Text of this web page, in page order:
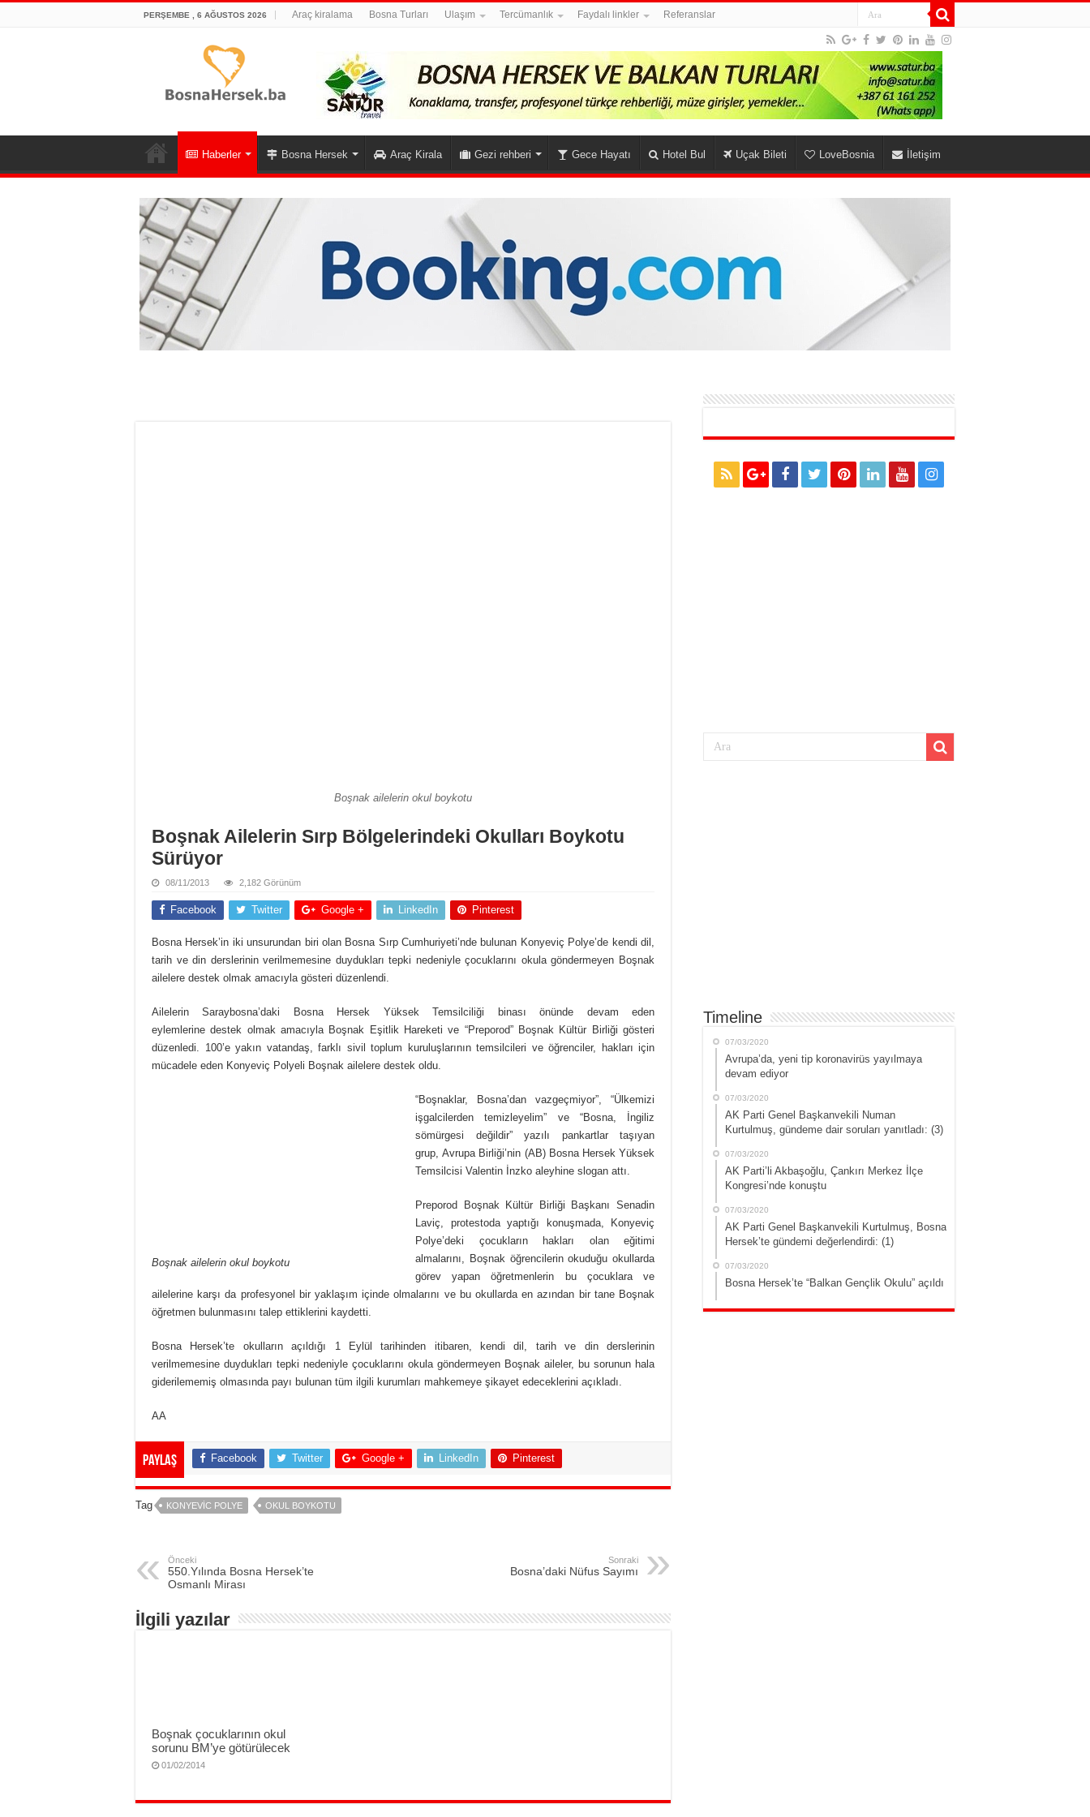
PERŞEMBE , 6 AĞUSTOS 2026 Araç kiralama Bosna Turları Ulaşım Tercümanlık Faydalı linkler Referanslar
Haberler Bosna Hersek Araç Kirala Gezi rehberi Gece Hayatı Hotel Bul Uçak Bileti LoveBosnia İletişim
Boşnak ailelerin okul boykotu
Boşnak Ailelerin Sırp Bölgelerindeki Okulları Boykotu
Sürüyor
08/11/2013 2,182 Görünüm
Facebook Twitter Google + LinkedIn Pinterest
Bosna Hersek’in iki unsurundan biri olan Bosna Sırp Cumhuriyeti’nde bulunan Konyeviç Polye’de kendi dil,
tarih ve din derslerinin verilmemesine duydukları tepki nedeniyle çocuklarını okula göndermeyen Boşnak
ailelere destek olmak amacıyla gösteri düzenlendi.
Ailelerin Saraybosna’daki Bosna Hersek Yüksek Temsilciliği binası önünde devam eden
eylemlerine destek olmak amacıyla Boşnak Eşitlik Hareketi ve “Preporod” Boşnak Kültür Birliği gösteri
düzenledi. 100’e yakın vatandaş, farklı sivil toplum kuruluşlarının temsilcileri ve öğrenciler, hakları için
mücadele eden Konyeviç Polyeli Boşnak ailelere destek oldu.
Boşnak ailelerin okul boykotu
“Boşnaklar, Bosna’dan vazgeçmiyor”, “Ülkemizi
işgalcilerden temizleyelim” ve “Bosna, İngiliz
sömürgesi değildir” yazılı pankartlar taşıyan
grup, Avrupa Birliği’nin (AB) Bosna Hersek Yüksek
Temsilcisi Valentin İnzko aleyhine slogan attı.
Preporod Boşnak Kültür Birliği Başkanı Senadin
Laviç, protestoda yaptığı konuşmada, Konyeviç
Polye’deki çocukların hakları olan eğitimi
almalarını, Boşnak öğrencilerin okuduğu okullarda
görev yapan öğretmenlerin bu çocuklara ve
ailelerine karşı da profesyonel bir yaklaşım içinde olmalarını ve bu okullarda en azından bir tane Boşnak
öğretmen bulunmasını talep ettiklerini kaydetti.
Bosna Hersek’te okulların açıldığı 1 Eylül tarihinden itibaren, kendi dil, tarih ve din derslerinin
verilmemesine duydukları tepki nedeniyle çocuklarını okula göndermeyen Boşnak aileler, bu sorunun hala
giderilememiş olmasında payı bulunan tüm ilgili kurumları mahkemeye şikayet edeceklerini açıkladı.
AA
Paylaş Facebook Twitter Google + LinkedIn Pinterest
Tag KONYEVIC POLYE OKUL BOYKOTU
Önceki
550.Yılında Bosna Hersek’te
Osmanlı Mirası
Sonraki
Bosna’daki Nüfus Sayımı
İlgili yazılar
Boşnak çocuklarının okul
sorunu BM’ye götürülecek
01/02/2014
Timeline
07/03/2020
Avrupa’da, yeni tip koronavirüs yayılmaya
devam ediyor
07/03/2020
AK Parti Genel Başkanvekili Numan
Kurtulmuş, gündeme dair soruları yanıtladı: (3)
07/03/2020
AK Parti’li Akbaşoğlu, Çankırı Merkez İlçe
Kongresi’nde konuştu
07/03/2020
AK Parti Genel Başkanvekili Kurtulmuş, Bosna
Hersek’te gündemi değerlendirdi: (1)
07/03/2020
Bosna Hersek’te “Balkan Gençlik Okulu” açıldı